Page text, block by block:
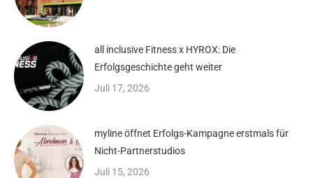
all inclusive Fitness x HYROX: Die
Erfolgsgeschichte geht weiter
Juli 17, 2026
myline öffnet Erfolgs-Kampagne erstmals für
Nicht-Partnerstudios
Juli 15, 2026